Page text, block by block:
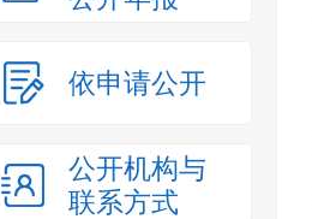
依申请公开
公开机构与
联系方式